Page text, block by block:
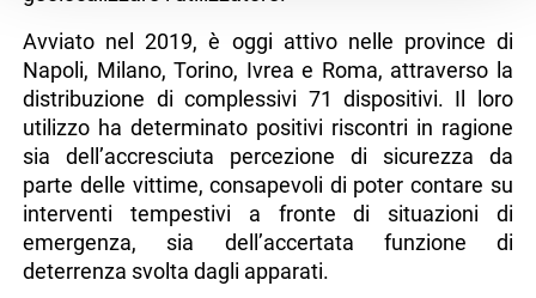
Avviato nel 2019, è oggi attivo nelle province di
Napoli, Milano, Torino, Ivrea e Roma, attraverso la
distribuzione di complessivi 71 dispositivi. Il loro
utilizzo ha determinato positivi riscontri in ragione
sia dell’accresciuta percezione di sicurezza da
parte delle vittime, consapevoli di poter contare su
interventi tempestivi a fronte di situazioni di
emergenza, sia dell’accertata funzione di
deterrenza svolta dagli apparati.